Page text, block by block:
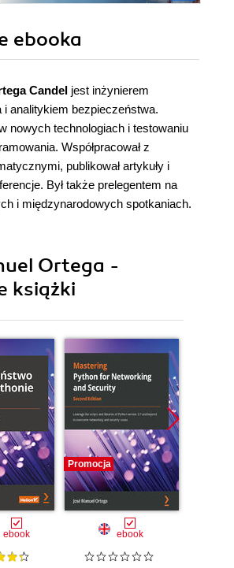
ebooka
Candel jest inżynierem
i analitykiem bezpieczeństwa.
nowych technologiach i testowaniu
Współpracował z
publikował artykuły i
Był także prelegentem na
i międzynarodowych spotkaniach.
Ortega -
książki
ebook
Promocja
ebook